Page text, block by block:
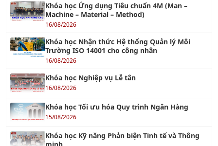
Khóa học Nhận thức Hệ thống Quản lý Môi
Trường ISO 14001 cho công nhân
16/08/2026
Khóa học Nghiệp vụ Lễ tân
16/08/2026
Khóa học Tối ưu hóa Quy trình Ngân Hàng
15/08/2026
Khóa học Kỹ năng Phản biện Tinh tế và Thông
minh
15/08/2026
Khóa học Giảm Lãng Phí Trong Sản Xuất bằng